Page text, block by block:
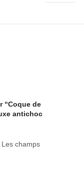
“Coque de
antichoc
Les champs